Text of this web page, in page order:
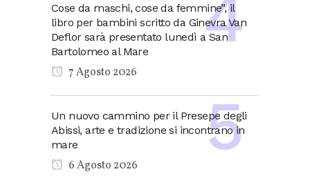
Cose da maschi, cose da femmine”, il
libro per bambini scritto da Ginevra Van
Deflor sarà presentato lunedì a San
Bartolomeo al Mare
7 Agosto 2026
Un nuovo cammino per il Presepe degli
Abissi, arte e tradizione si incontrano in
mare
6 Agosto 2026